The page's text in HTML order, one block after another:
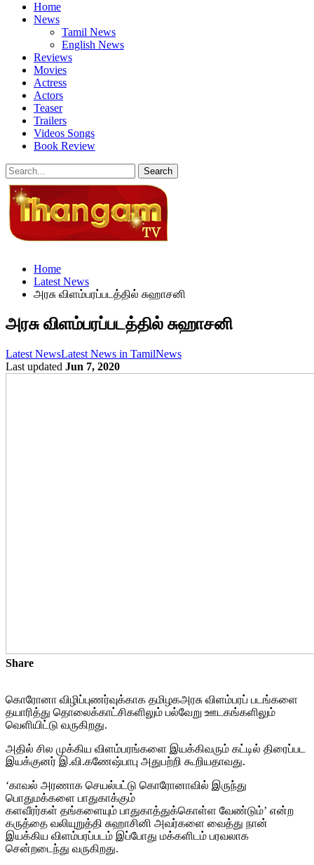
Home
News
Tamil News
English News
Reviews
Movies
Actress
Actors
Teaser
Trailers
Videos Songs
Book Review
Home
Latest News
அரசு விளம்பரப்படத்தில் சுஹாசனி
அரசு விளம்பரப்படத்தில் சுஹாசனி
Latest NewsLatest News in TamilNews
Last updated Jun 7, 2020
Share
கொரோனா விழிப்புணர்வுக்காக தமிழகஅரசு விளம்பரப் படங்களை
தயாரித்து தொலைக்காட்சிகளிலும் பல்வேறு ஊடகங்களிலும்
வெளியிட்டு வருகிறது.
அதில் சில முக்கிய விளம்பரங்களை இயக்கிவரும் கட்டில் திரைப்பட
இயக்குனர் இ.வி.கணேஷ்பாபு அதுபற்றி கூறியதாவது.
‘காவல் அரணாக செயல்பட்டு கொரோனாவில் இருந்து
பொதுமக்களை பாதுகாக்கும்
களவீரர்கள் தங்களையும் பாதுகாத்துக்கொள்ள வேண்டும்’ என்ற
கருத்தை வலியுறுத்தி சுஹாசினி அவர்களை வைத்து நான்
இயக்கிய விளம்பரப்படம் இப்போது மக்களிடம் பரவலாக
சென்றடைந்து வருகிறது.